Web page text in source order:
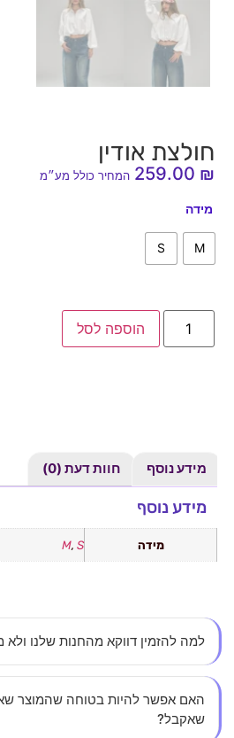
חולצת אודין
259.00 ₪ המחיר כולל מע״מ
מידה
M
S
הוספה לסל
מידע נוסף חוות דעת (0)
מידע נוסף
מידה M, S
למה להזמין דווקא מהחנות שלנו
אצלנו את לא עוד מספר – כל לקוחה
משקיעים בבחירת בגדים איכותיים,
האם אפשר להיות בטוחה שהמוצר
שאקבל?